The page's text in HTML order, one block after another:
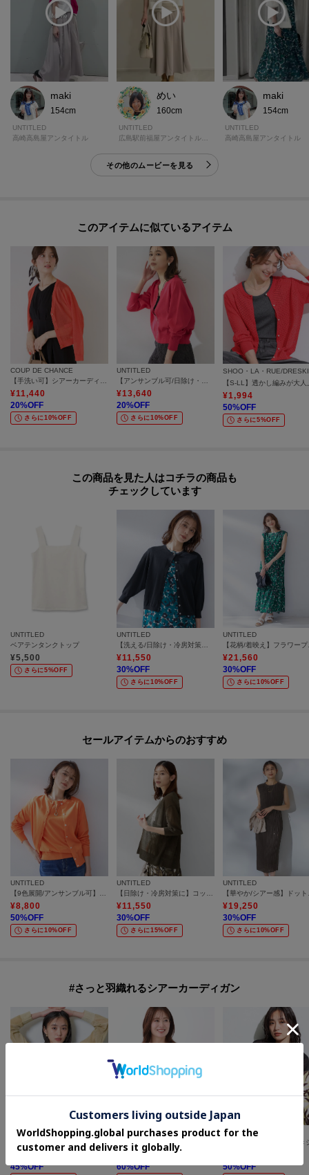
maki
154cm
UNTITLED
高崎高島屋アンタイトル
めい
160cm
UNTITLED
maki
154cm
UNTITLED
高崎高島屋アンタイトル
その他のムービーを見る
このアイテムに似ているアイテム
COUP DE CHANCE
¥11,440
20%OFF
さらに10%OFF
UNTITLED
¥13,640
20%OFF
さらに10%OFF
SHOO・LA・RUE/
¥1,994
50%OFF
さらに5%OFF
この商品を見た人はコチラの商品も
チェックしています
UNTITLED
ベアテンタンクトップ
¥5,500
さらに5%OFF
UNTITLED
¥11,550
30%OFF
さらに10%OFF
UNTITLED
¥21,560
30%OFF
さらに10%OFF
セールアイテムからのおすすめ
UNTITLED
【9色展開/アンサンブル可】コットンクルーネックカーディガン
¥8,800
50%OFF
さらに10%OFF
UNTITLED
【日除け・冷房対策に】コットンリネンカーディガン
¥11,550
30%OFF
さらに15%OFF
UNTITLED
【華
¥19,250
30%OFF
さらに10%OFF
#さっと羽織れるシアーカーディガン
INDIVI
【洗える／シアーラメ】ブルゾン風ジップアップニットカーディガン
45%OFF
Reflect
6,380
60%OFF
INDIVI
50%OFF